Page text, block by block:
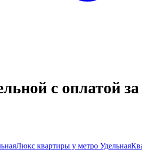
с оплатой за
Люкс квартиры у метро Удельная